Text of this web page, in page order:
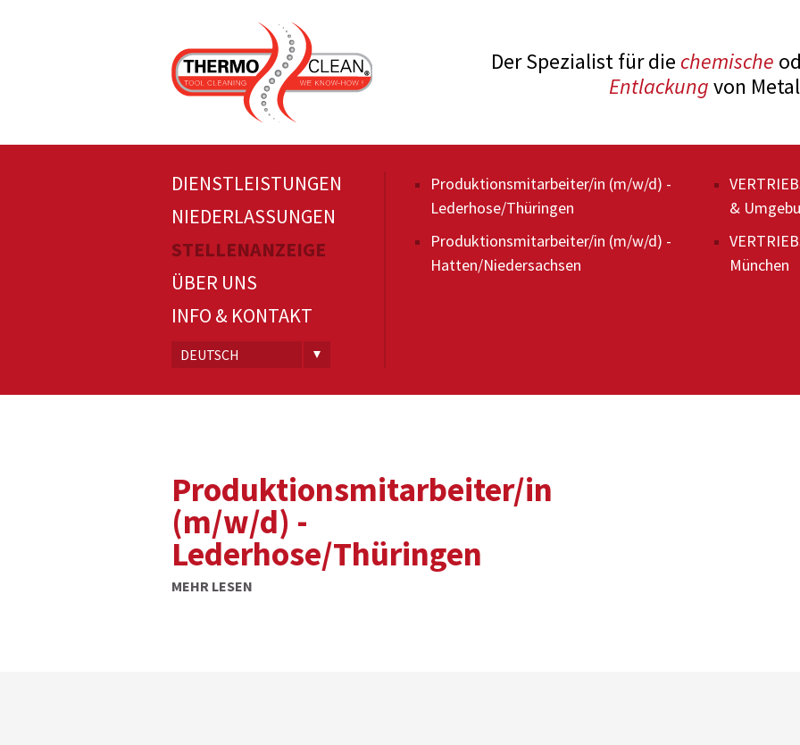
Der Spezialist für die chemische
Entlackungvon
DIENSTLEISTUNGEN Entlackung
Reinigen von Wärmetauschern
Recycling
Entlacken
NIEDERLASSUNGEN
STELLENANZEIGE
Produktionsmitarbeiter/in (m/w/d) -
Lederhose/Thüringen
&
Produktionsmitarbeiter/in (m/w/d) -
Hatten/Niedersachsen
München
ÜBER UNS
INFO & KONTAKT
DEUTSCH
Produktionsmitarbeiter/in
(m/w/d) -
Lederhose/Thüringen
MEHR LESEN